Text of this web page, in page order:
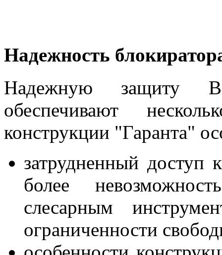
Надежность
Надежную защиту
обеспечивают
конструкции "Гаранта"
затрудненный доступ
более
слесарным
ограниченности